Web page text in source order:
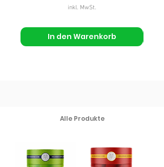
inkl. MwSt.
In den Warenkorb
Alle Produkte